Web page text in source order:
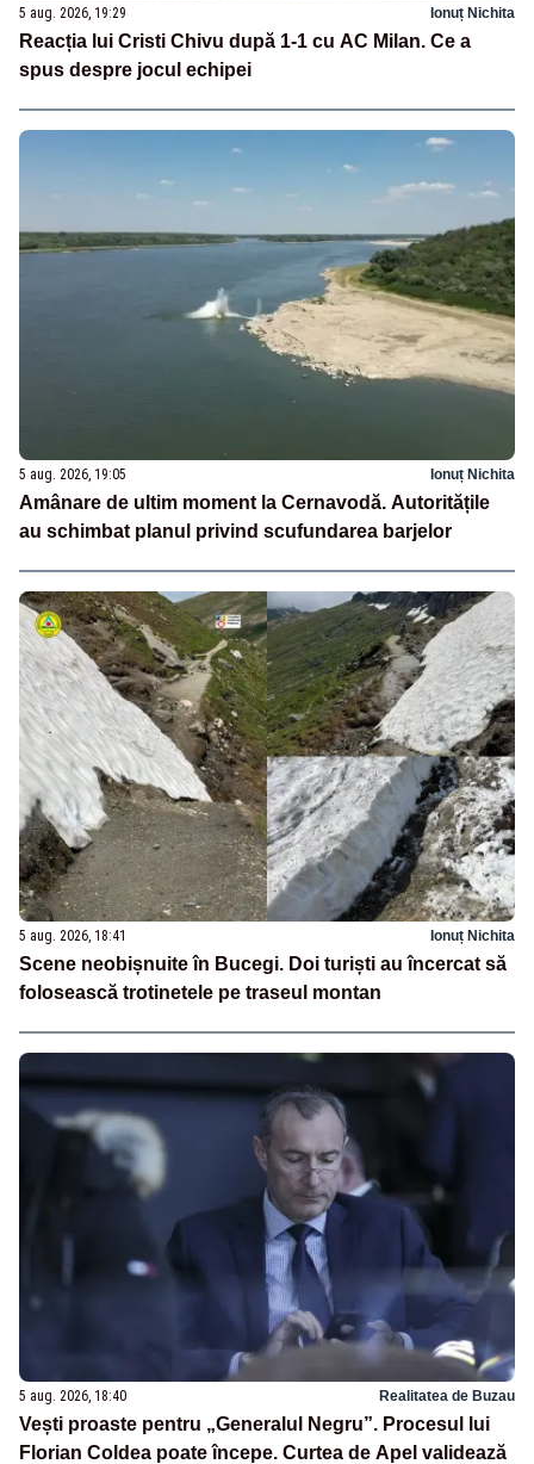
5 aug. 2026, 19:29 Ionuț Nichita
Reacția lui Cristi Chivu după 1-1 cu AC Milan. Ce a
spus despre jocul echipei
5 aug. 2026, 19:05 Ionuț Nichita
Amânare de ultim moment la Cernavodă. Autoritățile
au schimbat planul privind scufundarea barjelor
5 aug. 2026, 18:41 Ionuț Nichita
Scene neobișnuite în Bucegi. Doi turiști au încercat să
folosească trotinetele pe traseul montan
5 aug. 2026, 18:40 Realitatea de Buzau
Vești proaste pentru „Generalul Negru”. Procesul lui
Florian Coldea poate începe. Curtea de Apel validează